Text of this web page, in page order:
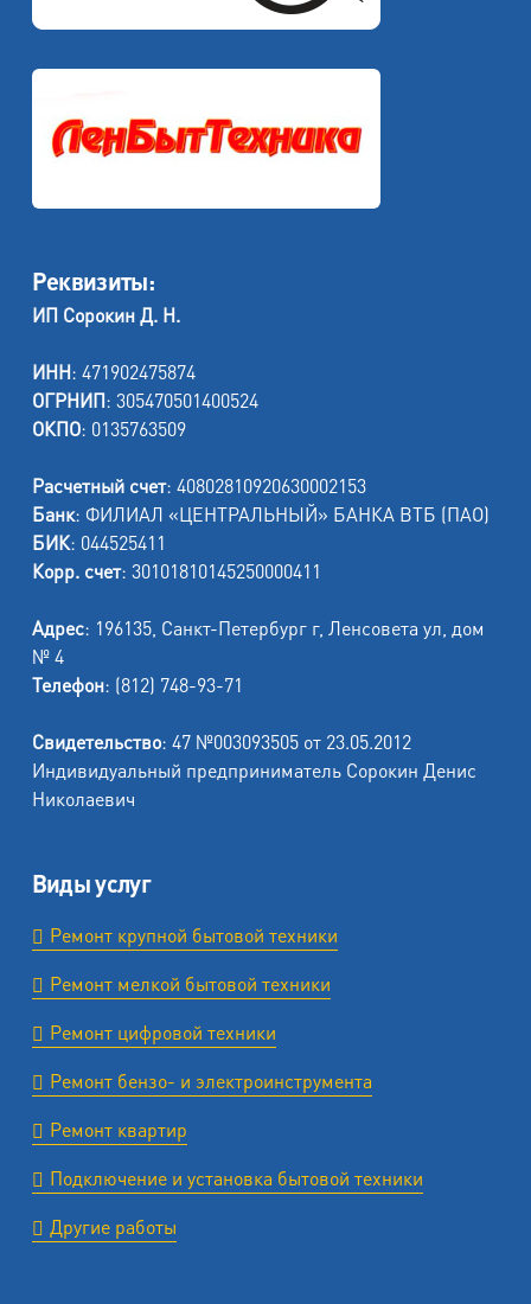
Реквизиты:
ИП Сорокин Д. Н.
ИНН: 471902475874
ОГРНИП: 305470501400524
ОКПО: 0135763509
Расчетный счет: 40802810920630002153
Банк: ФИЛИАЛ «ЦЕНТРАЛЬНЫЙ» БАНКА ВТБ (ПАО)
БИК: 044525411
Корр. счет: 30101810145250000411
Адрес: 196135, Санкт-Петербург г, Ленсовета ул, дом
№ 4
Телефон: (812) 748-93-71
Свидетельство: 47 №003093505 от 23.05.2012
Индивидуальный предприниматель Сорокин Денис
Николаевич
Виды услуг
Ремонт крупной бытовой техники
Ремонт мелкой бытовой техники
Ремонт цифровой техники
Ремонт бензо- и электроинструмента
Ремонт квартир
Подключение и установка бытовой техники
Другие работы